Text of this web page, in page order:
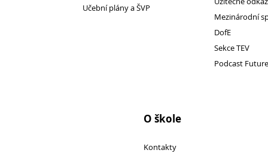
Učební plány a ŠVP
Mezinárodní
DofE
Sekce TEV
Podcast
O škole
Kontakty